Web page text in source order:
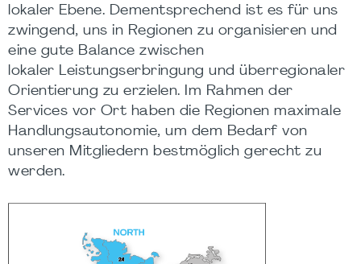
lokaler Ebene. ​Dementsprechend ist es für uns
zwingend, uns in Regionen zu organisieren und
eine gute Balance zwischen
lokaler Leistungserbringung und überregionaler
Orientierung zu erzielen. Im Rahmen der
Services vor Ort haben die Regionen maximale
Handlungsautonomie, um dem Bedarf von
unseren Mitgliedern bestmöglich gerecht zu
werden.